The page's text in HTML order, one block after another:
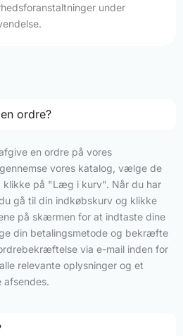
under
ordre?
en ordre på vores
vores katalog, vælge de
klikke på "Læg i kurv". Når du har
gå til din indkøbskurv og klikke
på skærmen for at indtaste dine
din betalingsmetode og bekræfte
via e-mail inden for
relevante oplysninger og et
afsendes.